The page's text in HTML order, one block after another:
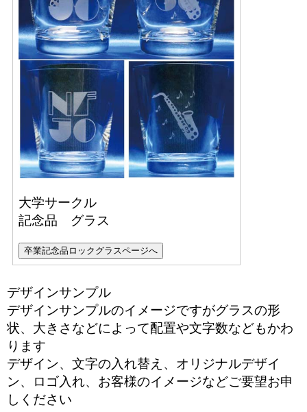
大学サークル
記念品 グラス
卒業記念品ロックグラスページへ
デザインサンプル
デザインサンプルのイメージですがグラスの形
状、大きさなどによって配置や文字数などもかわ
ります
デザイン、文字の入れ替え、オリジナルデザイ
ン、ロゴ入れ、お客様のイメージなどご要望お申
しください